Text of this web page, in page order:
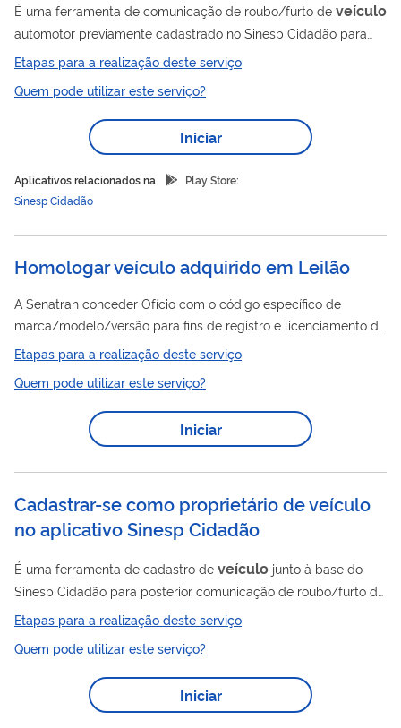
É uma ferramenta de comunicação de roubo/furto de veículo
automotor previamente cadastrado no Sinesp Cidadão para
geração de alerta de restrição com duração de 72 horas, que
será visualizado por todos os usuários do Sinesp Cidadão e por
vários órgãos policiais conveniados com o Ministério da Justiça
e Segurança Pública. A comunicação não dispensa a
necessidade de registro de Boletim de Ocorrência em órgão
Etapas para a realização deste serviço
Quem pode utilizar este serviço?
Iniciar
Aplicativos relacionados na
Play Store:
Sinesp Cidadão
Homologar veículo adquirido em Leilão
A Senatran conceder Ofício com o código específico de
marca/modelo/versão para fins de registro e licenciamento de
veículoadquiridos através de leilão para pessoa física ou
possuem código de marca/modelo/versão, respeitado os
limites de no máximo 20 unidades de mesma
marca/modelo/versão para veículos automotores de 4 ou
marca/modelo/versão para veículos automotores de ou 3
rodas....
Etapas para a realização deste serviço
Quem pode utilizar este serviço?
Iniciar
Cadastrar-se como proprietário de veículo
no aplicativo Sinesp Cidadão
É uma ferramenta de cadastro de veículo junto à base do
Sinesp Cidadão para posterior comunicação de roubo/furto do
veículocadastrado
Etapas para a realização deste serviço
Quem pode utilizar este serviço?
Iniciar